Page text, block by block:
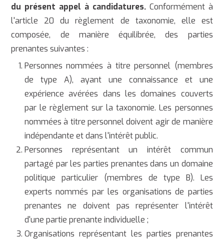
du présent appel à candidatures.Conformément à
l'article 20 du règlement de taxonomie, elle est
composée, de manière équilibrée, des parties
prenantes suivantes :
Personnes nommées à titre personnel (membres
de type A), ayant une connaissance et une
expérience avérées dans les domaines couverts
par le règlement sur la taxonomie. Les personnes
nommées à titre personnel doivent agir de manière
indépendante et dans l'intérêt public.
Personnes représentant un intérêt commun
partagé par les parties prenantes dans un domaine
politique particulier (membres de type B). Les
experts nommés par les organisations de parties
prenantes ne doivent pas représenter l'intérêt
d'une partie prenante individuelle ;
Organisations représentant les parties prenantes